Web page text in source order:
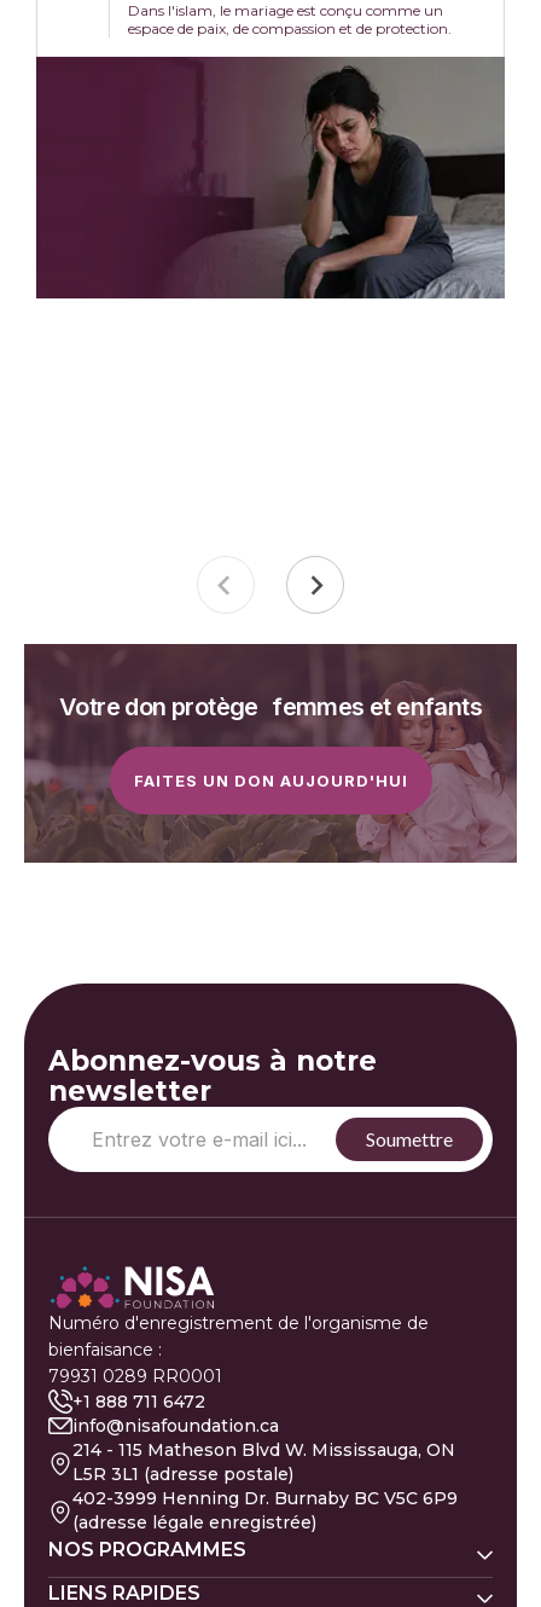
Dans l'islam, le mariage est conçu comme un
espace de paix, de compassion et de protection.
Votre don protège femmes et enfants
FAITES UN DON AUJOURD'HUI
Abonnez-vous à notre
newsletter
Numéro d'enregistrement de l'organisme de
bienfaisance :
79931 0289 RR0001
+1 888 711 6472
info@nisafoundation.ca
214 - 115 Matheson Blvd W. Mississauga, ON
L5R 3L1 (adresse postale)
402-3999 Henning Dr. Burnaby BC V5C 6P9
(adresse légale enregistrée)
NOS PROGRAMMES
Nisa Homes
LIENS RAPIDES